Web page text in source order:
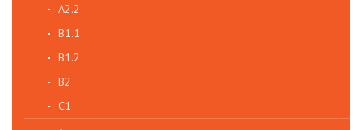
A2.2
B1.1
B1.2
B2
C1